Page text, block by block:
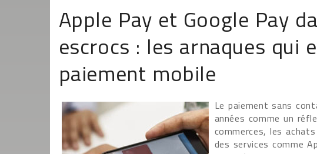
Apple Pay et Google Pay
escrocs : les arnaques qui
paiement mobile
Le paiement sans
années comme un
commerces, les
des services comme